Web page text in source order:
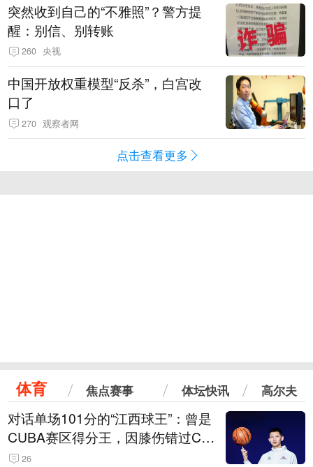
突然收到自己的“不雅照”？警方提
醒：别信、别转账
260 央视
中国开放权重模型“反杀”，白宫改
口了
270 观察者网
点击查看更多
体育 焦点赛事 体坛快讯 高尔夫
对话单场101分的“江西球王”：曾是
CUBA赛区得分王，因膝伤错过CB
A选秀
26